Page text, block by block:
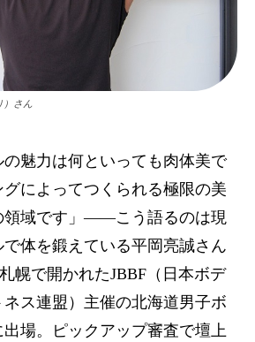
）さん
魅力は何といっても肉体美で
によってつくられる極限の美
領域です」――こう語るのは現
体を鍛えている平岡亮誠さん
幌で開かれたJBBF（日本ボデ
ネス連盟）主催の北海道男子ボ
場。ピックアップ審査で壇上